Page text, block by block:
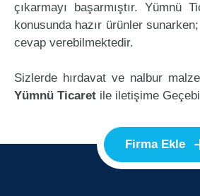
çıkarmayı başarmıştır. Yümnü
konusunda hazır ürünler
cevap verebilmektedir.
Sizlerde hırdavat ve nalbur
Yümnü Ticaret ile iletişime
Firma Ekle